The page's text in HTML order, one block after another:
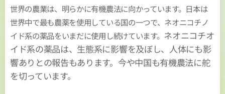
世界の農業は、明らかに有機農法に向かっています。日本は
世界中で最も農薬を使用している国の一つで、ネオニコチノ
イド系の薬品をいまだに使用し続けています。 ネオニコチオ
イド系の薬品は、生態系に影響を及ぼし、人体にも影
響ありとの報告もあります。今や中国も有機農法に舵
を切っています。